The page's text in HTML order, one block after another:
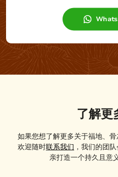
了解更
如果您想了解更多关于福地、
欢迎随时联系我们 ，我们的团
亲打造一个持久且意